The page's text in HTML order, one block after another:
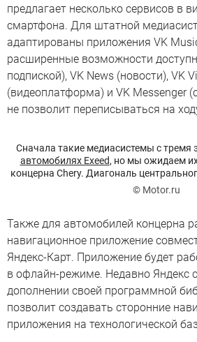
предлагает несколько сервисов в
смартфона. Для штатной
адаптированы приложения VK
расширенные возможности
подпиской), VK News (новости), VK
(видеоплатформа) и VK Messenger
не позволит переписываться на
Сначала такие медиасистемы с тремя
автомобилях Exeed, но мы ожидаем
концерна Chery. Диагональ
© Motor.ru
Также для автомобилей концерна
навигационное приложение
Яндекс-Карт. Приложение будет
в офлайн-режиме. Недавно Яндекс
дополнении своей программной
позволит создавать сторонние
приложения на технологической